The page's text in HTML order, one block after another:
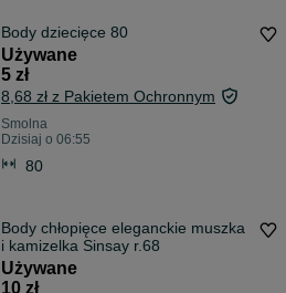
Body dziecięce 80
Używane
5 zł
8,68 zł z Pakietem Ochronnym
Smolna
Dzisiaj o 06:55
80
Body chłopięce eleganckie muszka
i kamizelka Sinsay r.68
Używane
10 zł